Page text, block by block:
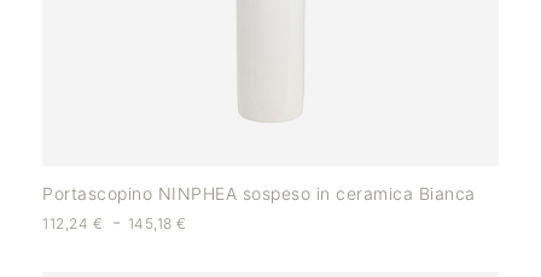
Portascopino NINPHEA sospeso in ceramica Bianca
112,24 € - 145,18€